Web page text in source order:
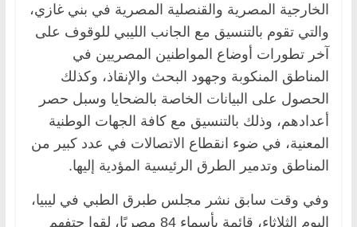
الخارجية المصرية والقنصلية المصرية في بني غازي،
والتي تقوم بالتنسيق مع الجانب الليبي للوقوف على
آخر تطورات أوضاع المواطنين المصريين في
المناطق المنكوبة وجهود البحث والإنقاذ، وكذلك
الحصول على البيانات الخاصة بالضحايا وسبل حصر
أعدادهم، وذلك بالتنسيق مع كافة الجهات الوطنية
المعنية، في ضوء انقطاع الاتصالات في عدد كبير من
المناطق وتدمير الطرق الرئيسية المؤدية إليها.
وفي وقت سابق نشر مجلس طبرق الطبي في ليبيا،
اليوم الثلاثاء، قائمة بأسماء 84 مصريًا، لقوا حتفهم